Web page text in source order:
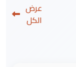
عرض
الكل